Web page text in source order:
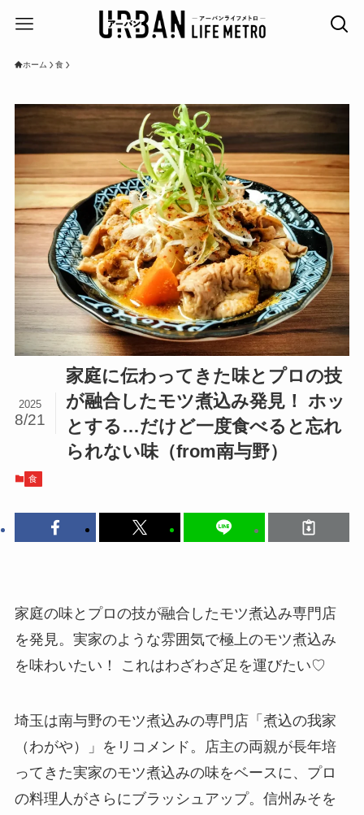
ホーム 食
家庭に伝わってきた味とプロの技
が融合したモツ煮込み発見！ ホッ
とする…だけど一度食べると忘れ
られない味（from南与野）
2025
8/21
食
家庭の味とプロの技が融合したモツ煮込み専門店
を発見。実家のような雰囲気で極上のモツ煮込み
を味わいたい！ これはわざわざ足を運びたい♡
埼玉は南与野のモツ煮込みの専門店「煮込の我家
（わがや）」をリコメンド。店主の両親が長年培
ってきた実家のモツ煮込みの味をベースに、プロ
の料理人がさらにブラッシュアップ。信州みそを